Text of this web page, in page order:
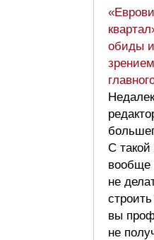
обиды
С такой
вообще
не
вы
не